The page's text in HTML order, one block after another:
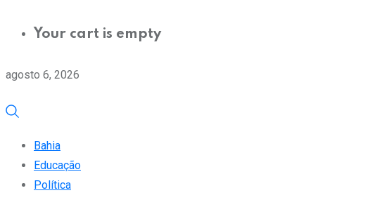
Your cart is empty
agosto 6, 2026
Bahia
Educação
Política